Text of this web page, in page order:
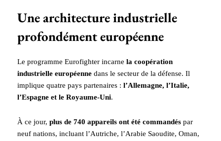
Une architecture industrielle
profondément européenne
Le programme Eurofighter incarne la coopération
industrielle européenne dans le secteur de la défense. Il
implique quatre pays partenaires : l’Allemagne, l’Italie,
l’Espagne et le Royaume-Uni.
À ce jour, plus de 740 appareils ont été commandés par
neuf nations, incluant l’Autriche, l’Arabie Saoudite, Oman,